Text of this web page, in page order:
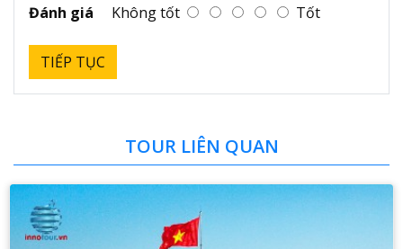
Đánh giá Không tốt Tốt
TIẾP TỤC
TOUR LIÊN QUAN